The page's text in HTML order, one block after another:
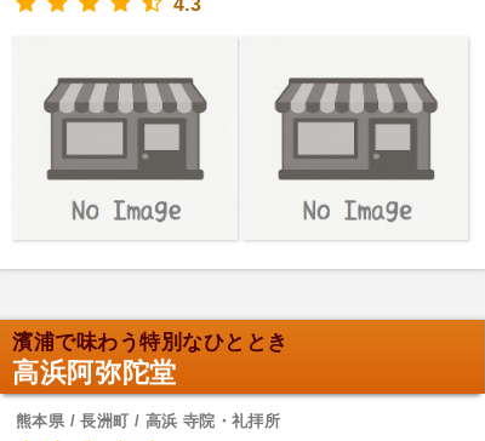
4.3
濱浦で味わう特別なひととき
高浜阿弥陀堂
熊本県 / 長洲町 / 高浜 寺院・礼拝所